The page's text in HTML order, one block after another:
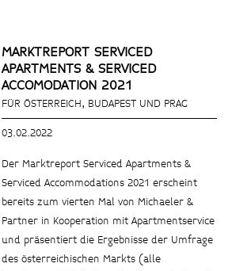
MARKTREPORT SERVICED
APARTMENTS & SERVICED
ACCOMODATION 2021
FÜR ÖSTERREICH, BUDAPEST UND PRAG
03.02.2022
Der Marktreport Serviced Apartments &
Serviced Accommodations 2021 erscheint
bereits zum vierten Mal von Michaeler &
Partner in Kooperation mit Apartmentservice
und präsentiert die Ergebnisse der Umfrage
des österreichischen Markts (alle